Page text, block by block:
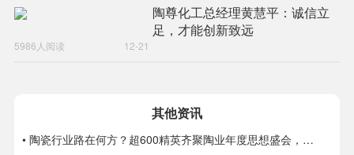
陶尊化工总经理黄慧平：诚信立
足，才能创新致远
5986人阅读 12-21
其他资讯
• 陶瓷行业路在何方？超600精英齐聚陶业年度思想盛会，樊纲、何乾、龙建刚献智破局